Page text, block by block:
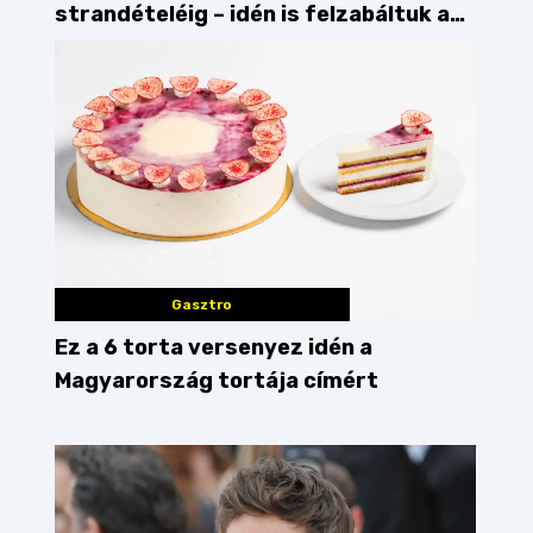
strandételéig – idén is felzabáltuk a
Gasztro
Ez a 6 torta versenyez idén a
Magyarország tortája címért